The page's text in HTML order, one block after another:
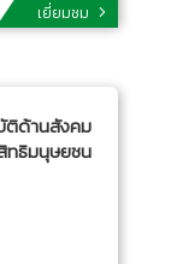
เยี่ยมชม
ติด้านสังคม
ทธิมนุษยชน